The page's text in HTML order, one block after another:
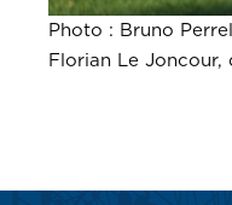
Photo : Bruno Perrel
Florian Le Joncour,